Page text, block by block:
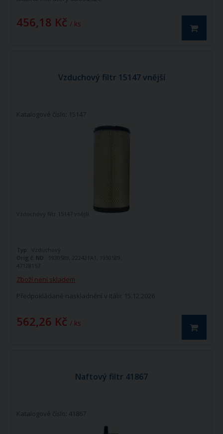
456,18 Kč / ks
Vzduchový filtr 15147 vnější
Katalogové číslo: 15147
Zboží není skladem
Předpokládané naskladnění v Itálii: 15.12.2026
562,26 Kč / ks
Vzduchový filtr 15147 vnější
Typ:
Vzduchový
Orig.č. ND:
1930589, 222421A1, 1930589,
47128157
Naftový filtr 41867
Katalogové číslo: 41867